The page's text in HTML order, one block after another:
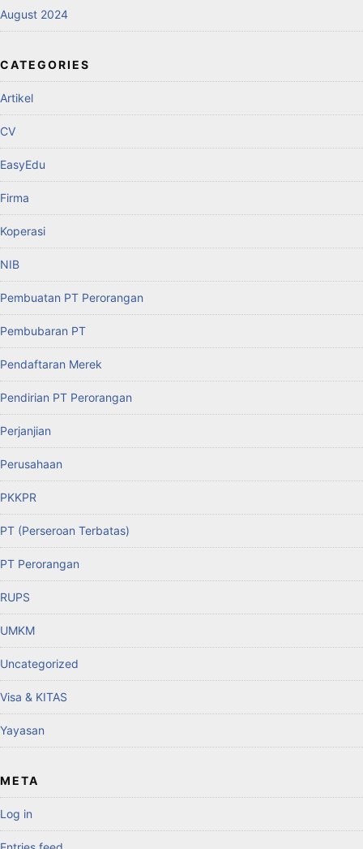
August 2024
CATEGORIES
Artikel
CV
EasyEdu
Firma
Koperasi
NIB
Pembuatan PT Perorangan
Pembubaran PT
Pendaftaran Merek
Pendirian PT Perorangan
Perjanjian
Perusahaan
PKKPR
PT (Perseroan Terbatas)
PT Perorangan
RUPS
UMKM
Uncategorized
Visa & KITAS
Yayasan
META
Log in